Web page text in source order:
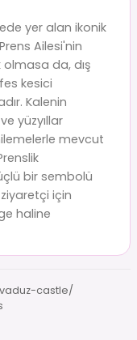
yer alan ikonik
Ailesi'nin
olmasa da, dış
kesici
Kalenin
yüzyıllar
mevcut
bir sembolü
için
haline
castle/